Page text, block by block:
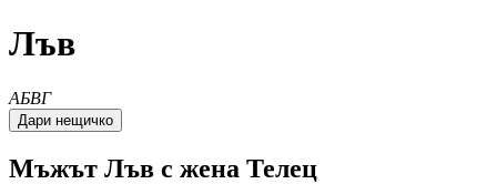
Лъв
AБВГ
Мъжът Лъв с жена Телец